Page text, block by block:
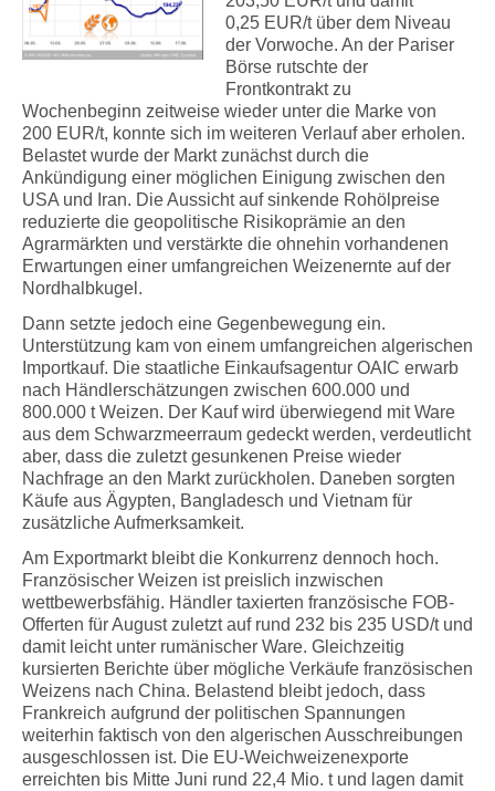
0,25 EUR/t über dem Niveau
der Vorwoche. An der Pariser
Börse rutschte der
Frontkontrakt zu
Wochenbeginn zeitweise wieder unter die Marke von
200 EUR/t, konnte sich im weiteren Verlauf aber erholen.
Belastet wurde der Markt zunächst durch die
Ankündigung einer möglichen Einigung zwischen den
USA und Iran. Die Aussicht auf sinkende Rohölpreise
reduzierte die geopolitische Risikoprämie an den
Agrarmärkten und verstärkte die ohnehin vorhandenen
Erwartungen einer umfangreichen Weizenernte auf der
Nordhalbkugel.
Dann setzte jedoch eine Gegenbewegung ein.
Unterstützung kam von einem umfangreichen algerischen
Importkauf. Die staatliche Einkaufsagentur OAIC erwarb
nach Händlerschätzungen zwischen 600.000 und
800.000 t Weizen. Der Kauf wird überwiegend mit Ware
aus dem Schwarzmeerraum gedeckt werden, verdeutlicht
aber, dass die zuletzt gesunkenen Preise wieder
Nachfrage an den Markt zurückholen. Daneben sorgten
Käufe aus Ägypten, Bangladesch und Vietnam für
zusätzliche Aufmerksamkeit.
Am Exportmarkt bleibt die Konkurrenz dennoch hoch.
Französischer Weizen ist preislich inzwischen
wettbewerbsfähig. Händler taxierten französische FOB-
Offerten für August zuletzt auf rund 232 bis 235 USD/t und
damit leicht unter rumänischer Ware. Gleichzeitig
kursierten Berichte über mögliche Verkäufe französischen
Weizens nach China. Belastend bleibt jedoch, dass
Frankreich aufgrund der politischen Spannungen
weiterhin faktisch von den algerischen Ausschreibungen
ausgeschlossen ist. Die EU-Weichweizenexporte
erreichten bis Mitte Juni rund 22,4 Mio. t und lagen damit